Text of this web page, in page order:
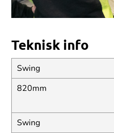
Teknisk info